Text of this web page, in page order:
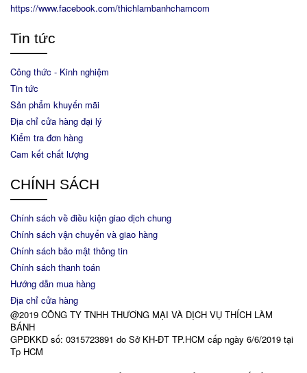
https://www.facebook.com/thichlambanhchamcom
Tin tức
Công thức - Kinh nghiệm
Tin tức
Sản phẩm khuyến mãi
Địa chỉ cửa hàng đại lý
Kiểm tra đơn hàng
Cam kết chất lượng
CHÍNH SÁCH
Chính sách về điều kiện giao dịch chung
Chính sách vận chuyển và giao hàng
Chính sách bảo mật thông tin
Chính sách thanh toán
Hướng dẫn mua hàng
Địa chỉ cửa hàng
@2019 CÔNG TY TNHH THƯƠNG MẠI VÀ DỊCH VỤ THÍCH LÀM
BÁNH
GPĐKKD số: 0315723891 do Sở KH-ĐT TP.HCM cấp ngày 6/6/2019 tại
Tp HCM